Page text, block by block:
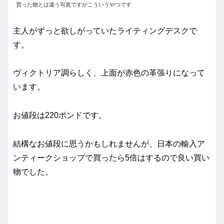
買った物とは違う写真ですがこういうやつです
主人がずっと欲しがっていたライティングデスクで
す。
ヴィクトリア調らしく、上面が赤色の革張りになって
います。
お値段は220ポンドです。
結構なお値段に思うかもしれませんが、日本の輸入ア
ンティークショップで買ったら5倍はするので良い買い
物でした。